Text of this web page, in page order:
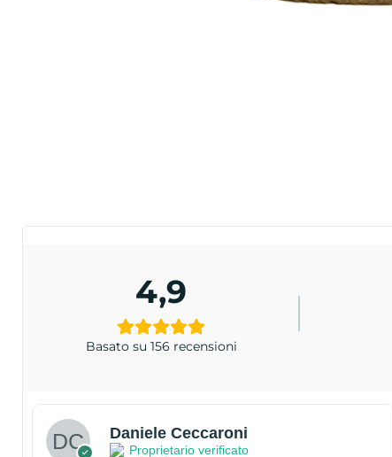
4,9
Basato su 156 recensioni
Daniele Ceccaroni
Proprietario verificato